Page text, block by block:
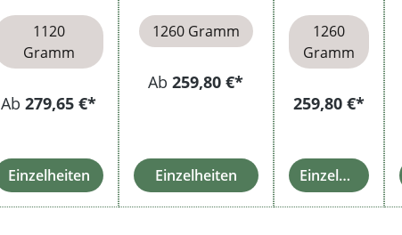
1120
Gramm
Ab279,65 €*
Einzelheiten
1260 Gramm
Ab259,80 €*
Einzelheiten
1260
Gramm
259,80 €*
Einzelheiten